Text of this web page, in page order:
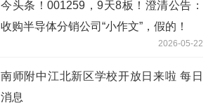
今头条！001259，9天8板！澄清公告：
收购半导体分销公司“小作文”，假的！
2026-05-22
南师附中江北新区学校开放日来啦 每日
消息